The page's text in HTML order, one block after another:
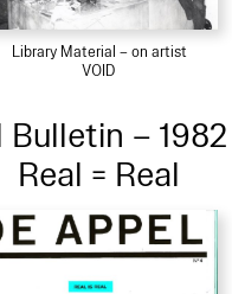
Library Material – on artist
VOID
–
Real = Real